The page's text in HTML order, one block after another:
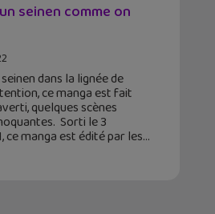
seinen comme on
dans la lignée de
ce manga est fait
quelques scènes
Sorti le 3
ce manga est édité par les